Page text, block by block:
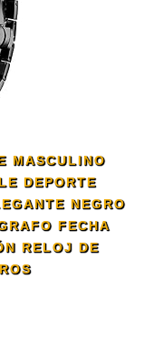
MASCULINO
DEPORTE
NEGRO
FECHA
RELOJ DE